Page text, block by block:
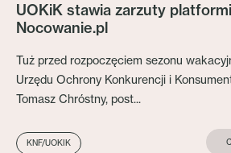
UOKiK stawia zarzuty
Nocowanie.pl
Tuż przed rozpoczęciem sezonu
Urzędu Ochrony Konkurencji i
Tomasz Chróstny, post...
KNF/UOKIK